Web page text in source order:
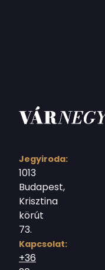
Jegyiroda:
1013
Budapest,
Krisztina
körút
73.
Kapcsolat:
+36